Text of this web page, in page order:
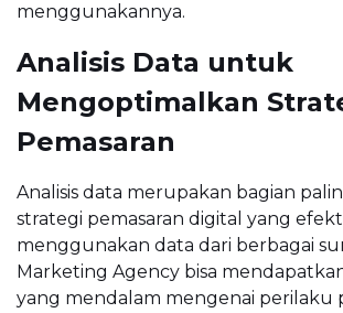
menggunakannya.
Analisis Data untuk
Mengoptimalkan
Pemasaran
Analisis data merupakan bagian
strategi pemasaran digital yang
menggunakan data dari berbagai
Marketing Agency bisa
yang mendalam mengenai perilaku